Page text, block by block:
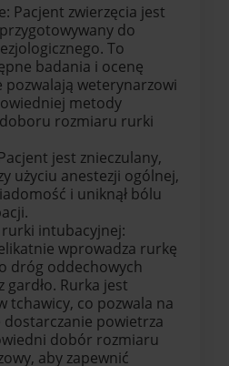
Pacjent zwierzęcia jest
do
To
badania i ocenę
pozwalają weterynarzowi
metody
rozmiaru rurki
jest znieczulany,
użyciu anestezji ogólnej,
i uniknął bólu
rurki intubacyjnej:
wprowadza rurkę
dróg oddechowych
gardło. Rurka jest
tchawicy, co pozwala na
powietrza
dobór rozmiaru
aby zapewnić